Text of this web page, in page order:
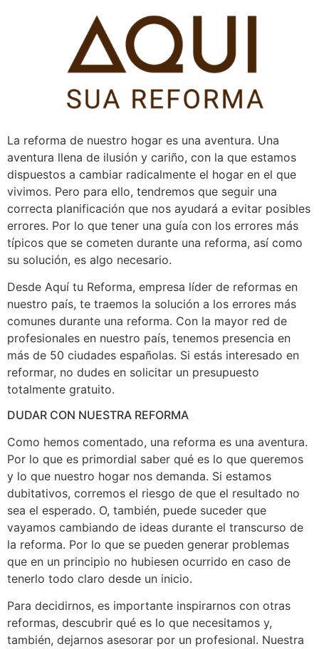
La reforma de nuestro hogar es una aventura. Una
aventura llena de ilusión y cariño, con la que estamos
dispuestos a cambiar radicalmente el hogar en el que
vivimos. Pero para ello, tendremos que seguir una
correcta planificación que nos ayudará a evitar posibles
errores. Por lo que tener una guía con los errores más
típicos que se cometen durante una reforma, así como
su solución, es algo necesario.
Desde Aquí tu Reforma, empresa líder de reformas en
nuestro país, te traemos la solución a los errores más
comunes durante una reforma. Con la mayor red de
profesionales en nuestro país, tenemos presencia en
más de 50 ciudades españolas. Si estás interesado en
reformar, no dudes en solicitar un presupuesto
totalmente gratuito.
DUDAR CON NUESTRA REFORMA
Como hemos comentado, una reforma es una aventura.
Por lo que es primordial saber qué es lo que queremos
y lo que nuestro hogar nos demanda. Si estamos
dubitativos, corremos el riesgo de que el resultado no
sea el esperado. O, también, puede suceder que
vayamos cambiando de ideas durante el transcurso de
la reforma. Por lo que se pueden generar problemas
que en un principio no hubiesen ocurrido en caso de
tenerlo todo claro desde un inicio.
Para decidirnos, es importante inspirarnos con otras
reformas, descubrir qué es lo que necesitamos y,
también, dejarnos asesorar por un profesional. Nuestra